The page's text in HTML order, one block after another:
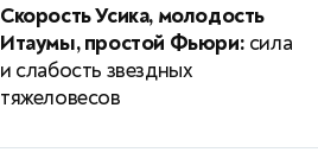
Скорость Усика, молодость
Итаумы, простой Фьюри: сила
и слабость звездных
тяжеловесов